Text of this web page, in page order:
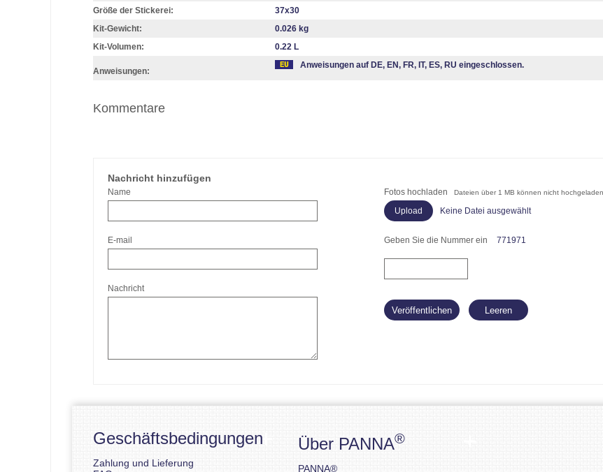
Größe der Stickerei:
37х30
Kit-Gewicht:
0.026 kg
Kit-Volumen:
0.22 L
Anweisungen:
Anweisungen auf DE, EN, FR, IT, ES, RU eingeschlossen.
Kommentare
Nachricht hinzufügen
Name
E-mail
Nachricht
Fotos hochladen Dateien über 1 MB können nicht
Keine Datei ausgewählt
Geben Sie die Nummer ein 771971
Geschäftsbedingungen
Zahlung und Lieferung
Über PANNA®
PANNA®